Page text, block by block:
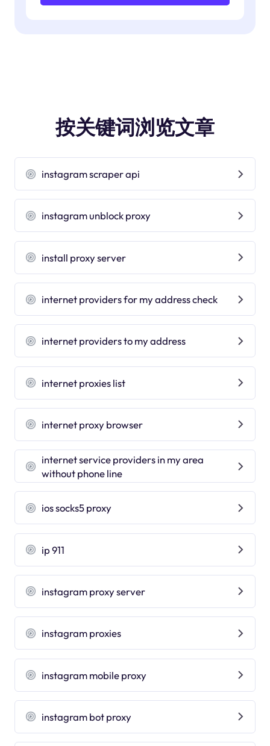
按关键词浏览文章
instagram scraper api
instagram unblock proxy
install proxy server
internet providers for my address check
internet providers to my address
internet proxies list
internet proxy browser
internet service providers in my area
without phone line
ios socks5 proxy
ip 911
instagram proxy server
instagram proxies
instagram mobile proxy
instagram bot proxy